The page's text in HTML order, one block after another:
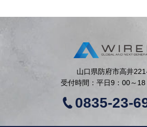
山口県防府市高井
受付時間：平日9：00～18
0835-23-